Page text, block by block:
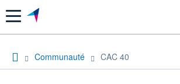
Menu
Communauté CAC 40